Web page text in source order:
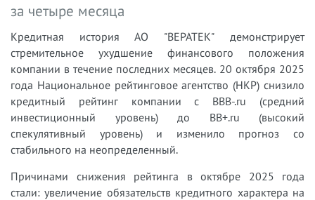
за четыре месяца
Кредитная история АО "ВЕРАТЕК" демонстрирует
стремительное ухудшение финансового положения
компании в течение последних месяцев. 20 октября 2025
года Национальное рейтинговое агентство (НКР) снизило
кредитный рейтинг компании с BBB-.ru (средний
инвестиционный уровень) до BB+.ru (высокий
спекулятивный уровень) и изменило прогноз со
стабильного на неопределенный.
Причинами снижения рейтинга в октябре 2025 года
стали: увеличение обязательств кредитного характера на